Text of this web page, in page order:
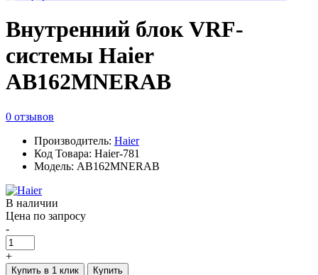
Внутренний блок VRF-
системы Haier
AB162MNERAB
0 отзывов
Производитель: Haier
Код Товара: Haier-781
Модель: AB162MNERAB
В наличии
Цена по запросу
-
+
Купить в 1 клик Купить